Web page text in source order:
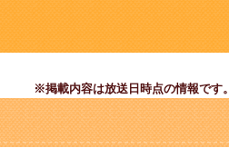
※掲載内容は放送日時点の情報です。